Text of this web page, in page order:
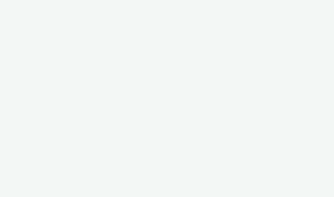
Demenz sowie ihren pflegenden An- und Zugehörigen hilft der
liefert der Fragebogen einen kompakten Überblick über
Universität Erlangen-Nürnberg (FAU) haben …